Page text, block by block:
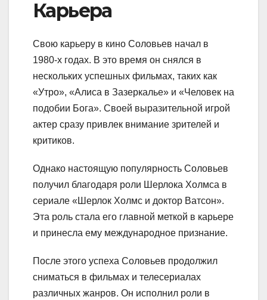
Карьера
Свою карьеру в кино Соловьев начал в
1980-х годах. В это время он снялся в
нескольких успешных фильмах, таких как
«Утро», «Алиса в Зазеркалье» и «Человек на
подобии Бога». Своей выразительной игрой
актер сразу привлек внимание зрителей и
критиков.
Однако настоящую популярность Соловьев
получил благодаря роли Шерлока Холмса в
сериале «Шерлок Холмс и доктор Ватсон».
Эта роль стала его главной меткой в карьере
и принесла ему международное признание.
После этого успеха Соловьев продолжил
сниматься в фильмах и телесериалах
различных жанров. Он исполнил роли в